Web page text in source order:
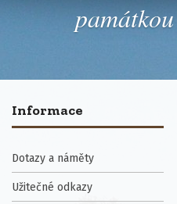
Informace
Dotazy a náměty
Užitečné odkazy